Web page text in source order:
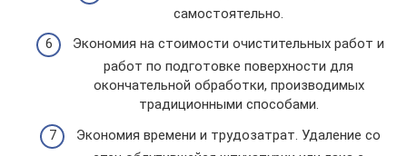
самостоятельно.
Экономия на стоимости очистительных работ и
работ по подготовке поверхности для
окончательной обработки, производимых
традиционными способами.
Экономия времени и трудозатрат. Удаление со